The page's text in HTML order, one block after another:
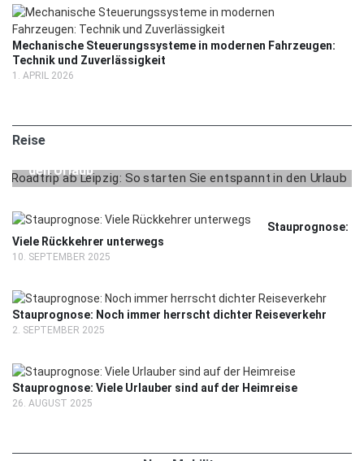
Mechanische Steuerungssysteme in modernen Fahrzeugen:
Technik und Zuverlässigkeit
1. APRIL 2026
Reise
REISE 2. MAI 2025
den Urlaub
Stauprognose:
Viele Rückkehrer unterwegs
10. SEPTEMBER 2025
Stauprognose: Noch immer herrscht dichter Reiseverkehr
2. SEPTEMBER 2025
Stauprognose: Viele Urlauber sind auf der Heimreise
26. AUGUST 2025